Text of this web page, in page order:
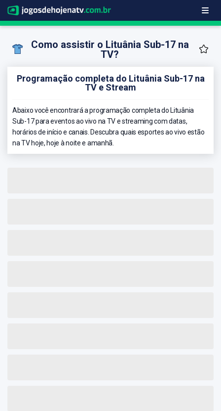
Como assistir o Lituânia Sub-17 na
TV?
Programação completa do Lituânia Sub-17 na
TV e Stream
Abaixo você encontrará a programação completa do Lituânia
Sub-17 para eventos ao vivo na TV e streaming com datas,
horários de início e canais. Descubra quais esportes ao vivo estão
na TV hoje, hoje à noite e amanhã.